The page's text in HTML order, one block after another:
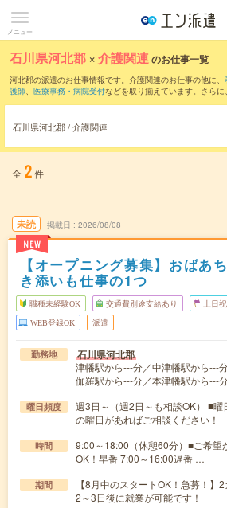
メニュー
石川県河北郡 ×介護関連のお仕事一覧
河北郡の派遣のお仕事情報です。介護関連のお仕事の他に、
護師、 医療事務・病院受付などを取り揃えています。さらに、
石川県河北郡 / 介護関連
全 2件
未読
NEW
掲載日 2026/08/08
【オープニング募集】おばあ
き添いも仕事の1つ
職種未経験OK 交通費別途支給あり 土日
WEB登録OK 派遣
勤務地 石川県河北郡
津幡駅から---分／中津幡駅から---
伽羅駅から---分／本津幡駅から---
曜日頻度
週3日～（週2日～も相談OK） ■曜
の曜日があればご相談ください！
時間
9:00～18:00（休憩60分）■ご希望
OK！早番 7:00～16:00遅番 …
期間
【8月中のスタートOK！急募！
2～3日後に就業が可能です！